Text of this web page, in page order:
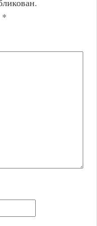
*